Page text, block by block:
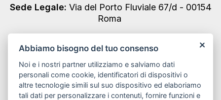
Sede Legale: Via del Porto Fluviale 67/d - 00154
Roma
Codice Fiscale/Partita IVA n. 10693191008 - REA
Roma n. 1249791
Informativa Privacy
Abbiamo bisogno del tuo consenso
Noi e i nostri partner utilizziamo e salviamo dati
personali come cookie, identificatori di dispositivi o
altre tecnologie simili sul suo dispositivo ed elaboriamo
tali dati per personalizzare i contenuti, fornire funzioni e